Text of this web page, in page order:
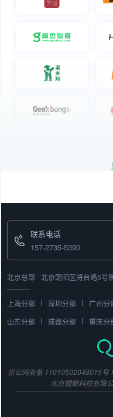
联系电话
157-2735-5390
北京总部 北京朝阳区将台路5号
上海分部 深圳分部 广州分
山东分部
成都分部 重庆分
京公网安备 11010502048015号
北京螳螂科技有限